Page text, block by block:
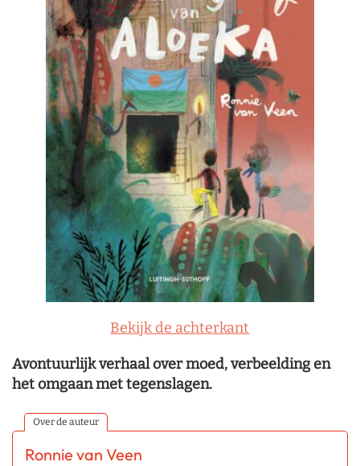
Bekijk de achterkant
Avontuurlijk verhaal over moed, verbeelding en
het omgaan met tegenslagen.
Over de auteur
Ronnie van Veen